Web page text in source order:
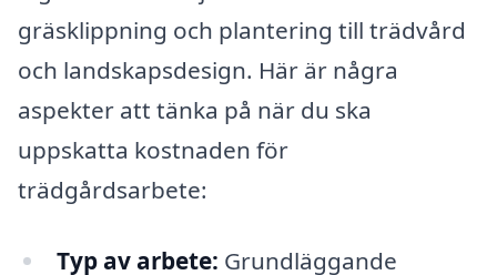
gräsklippning och plantering till trädvård
och landskapsdesign. Här är några
aspekter att tänka på när du ska
uppskatta kostnaden för
trädgårdsarbete:
Typ av arbete: Grundläggande